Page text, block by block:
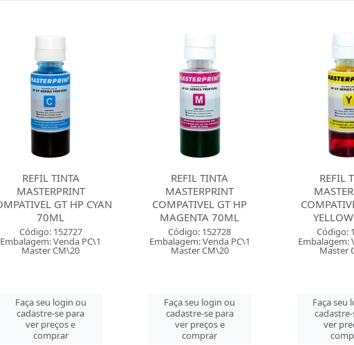
REFIL TINTA
MASTERPRINT
COMPATIVEL GT HP
MAGENTA 70ML
Código: 152728
Embalagem: Venda PC\1
Master CM\20
Faça seu login ou
cadastre-se para
ver preços e
comprar
REFIL TINTA
MASTERPRINT
COMPATIVEL GT HP
YELLOW 70ML
Código: 152729
Embalagem: Venda PC\1
Master CM\20
Faça seu login ou
cadastre-se para
ver preços e
comprar
CC643WB
Código:
Embalagem:
Master
ver